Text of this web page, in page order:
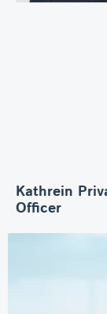
Kathrein
Officer